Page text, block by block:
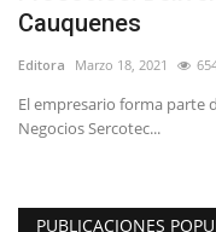
Espectáculos
Cauquenes
Editora Marzo 18, 2021
El empresario forma parte
Negocios Sercotec...
PUBLICACIONES